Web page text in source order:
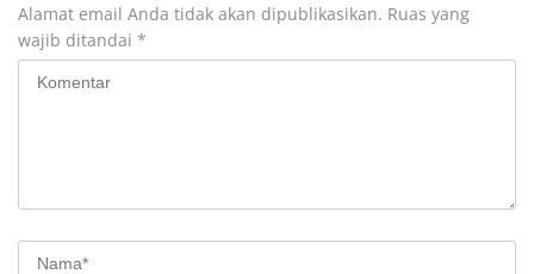
Alamat email Anda tidak akan dipublikasikan. Ruas yang
wajib ditandai *